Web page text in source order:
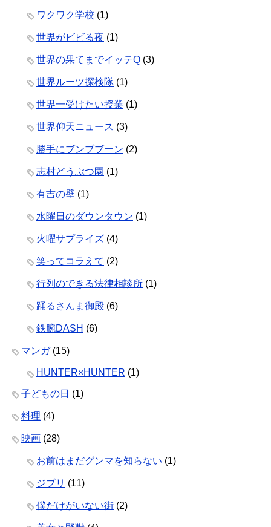
ワクワク学校 (1)
世界がビビる夜 (1)
世界の果てまでイッテQ (3)
世界ルーツ探検隊 (1)
世界一受けたい授業 (1)
世界仰天ニュース (3)
勝手にブンブブーン (2)
志村どうぶつ園 (1)
有吉の壁 (1)
水曜日のダウンタウン (1)
火曜サプライズ (4)
笑ってコラえて (2)
行列のできる法律相談所 (1)
踊るさんま御殿 (6)
鉄腕DASH (6)
マンガ(15)
HUNTER×HUNTER (1)
子どもの日 (1)
料理 (4)
映画 (28)
お前はまだグンマを知らない (1)
ジブリ (11)
僕だけがいない街 (2)